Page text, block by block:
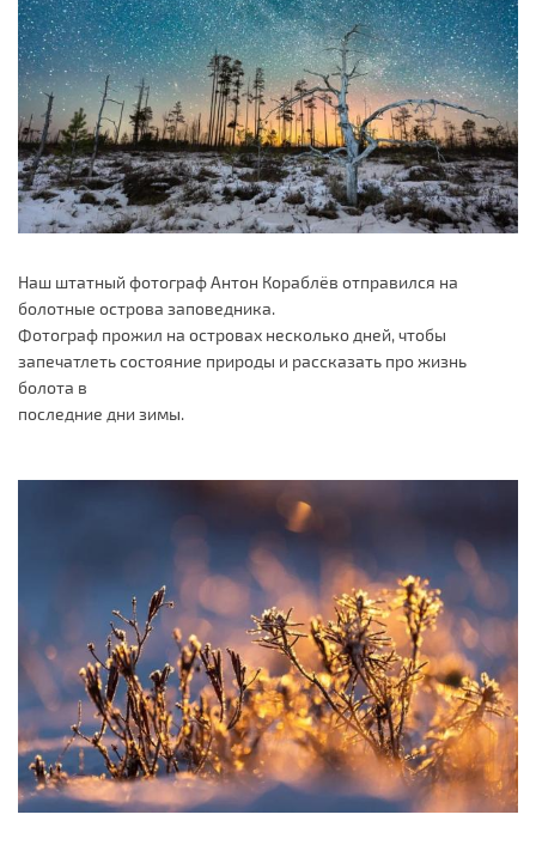
Наш штатный фотограф Антон Кораблёв отправился на
болотные острова заповедника.
Фотограф прожил на островах несколько дней, чтобы
запечатлеть состояние природы и рассказать про жизнь
болота в
последние дни зимы.